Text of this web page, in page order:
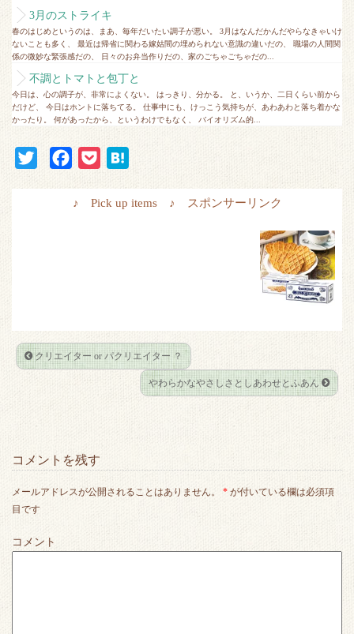
3月のストライキ
春のはじめというのは、まあ、毎年だいたい調子が悪い。 3月はなんだかんだやらなきゃいけ
ないことも多く、 最近は帰省に関わる嫁姑間の埋められない意識の違いだの、 職場の人間関
係の微妙な緊張感だの、 日々のお弁当作りだの、家のごちゃごちゃだの...
不調とトマトと包丁と
今日は、心の調子が、非常によくない。 はっきり、分かる。 と、いうか、二日くらい前から
だけど、 今日はホントに落ちてる。 仕事中にも、けっこう気持ちが、あわあわと落ち着かな
かったり。 何があったから、というわけでもなく、 バイオリズム的...
c
c
t
♪ Pick up items ♪ スポンサーリンク
クリエイター or パクリエイター ？
やわらかなやさしさとしあわせとふあん
コメントを残す
メールアドレスが公開されることはありません。 * が付いている欄は必須項
目です
コメント